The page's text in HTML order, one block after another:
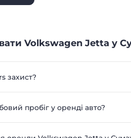
Volkswagen Jetta у
захист?
пробіг у оренді авто?